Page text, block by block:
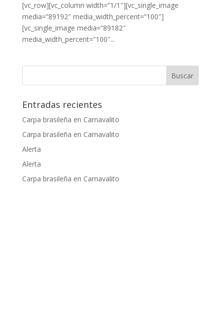
[vc_row][vc_column width=”1/1″][vc_single_image
media=”89192″ media_width_percent=”100″]
[vc_single_image media=”89182″
media_width_percent=”100″...
Entradas recientes
Carpa brasileña en Carnavalito
Carpa brasileña en Carnavalito
Alerta
Alerta
Carpa brasileña en Carnavalito